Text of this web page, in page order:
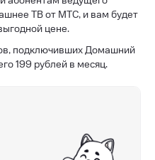
ТВ от МТС, и вам будет
цене.
подключивших Домашний
199 рублей в месяц.